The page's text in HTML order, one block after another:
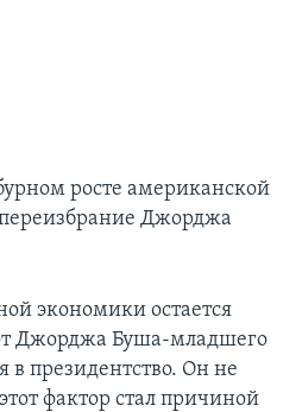
росте американской
Джорджа
экономики остается
Джорджа Буша-младшего
в президентство. Он не
фактор стал причиной